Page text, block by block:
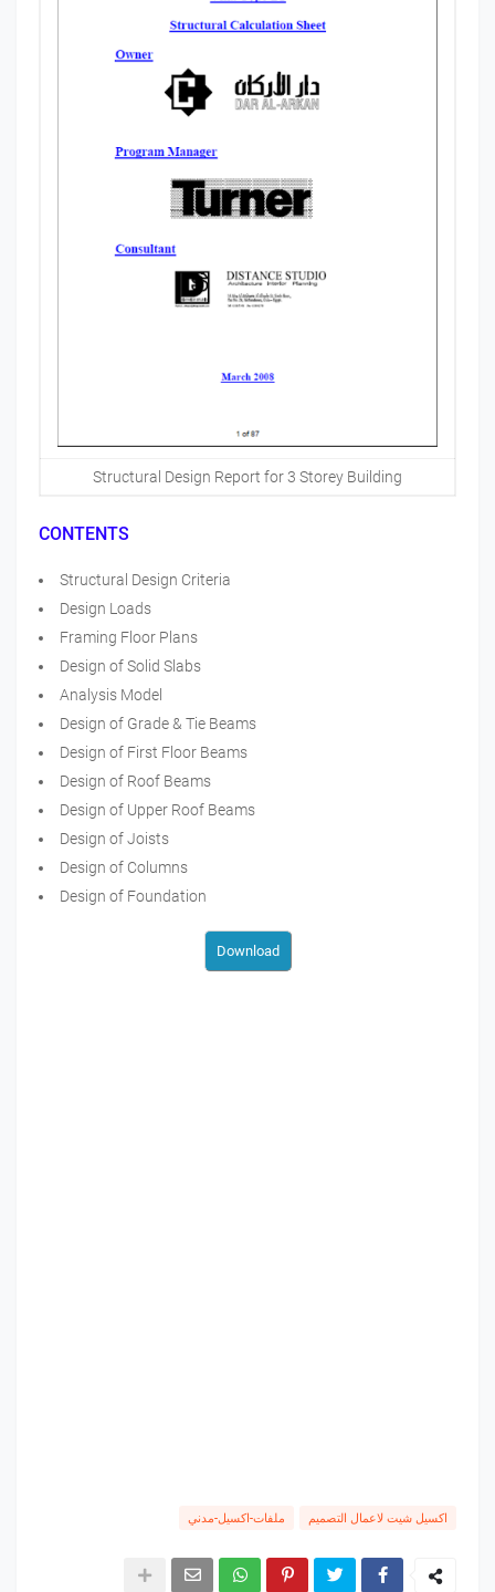
Structural Design Report for 3 Storey Building
CONTENTS
Structural Design Criteria
Design Loads
Framing Floor Plans
Design of Solid Slabs
Analysis Model
Design of Grade & Tie Beams
Design of First Floor Beams
Design of Roof Beams
Design of Upper Roof Beams
Design of Joists
Design of Columns
Design of Foundation
اكسيل شيت لاعمال التصميم ملفات-اكسيل-مدني